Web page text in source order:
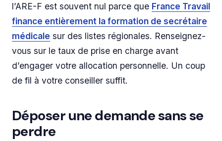
l’ARE-F est souvent nul parce que France Travail
finance entièrement la formation de secrétaire
médicale sur des listes régionales. Renseignez-
vous sur le taux de prise en charge avant
d’engager votre allocation personnelle. Un coup
de fil à votre conseiller suffit.
Déposer une demande sans se
perdre